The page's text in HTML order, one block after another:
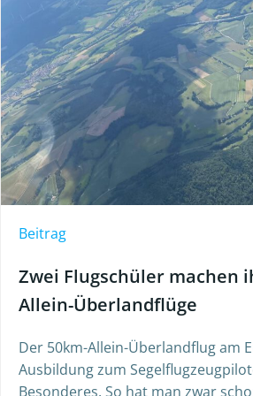
Beitrag
Zwei Flugschüler machen
Allein-Überlandflüge
Der 50km-Allein-Überlandflug am
Ausbildung zum
Besonderes. So hat man zwar